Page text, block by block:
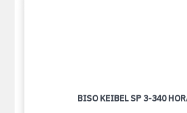
BISO KEIBEL SP 3-340